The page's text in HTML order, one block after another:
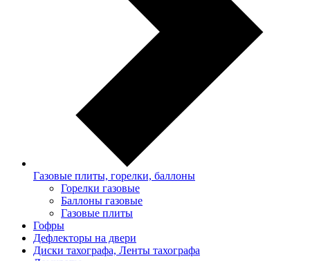
Газовые плиты, горелки, баллоны
Горелки газовые
Баллоны газовые
Газовые плиты
Гофры
Дефлекторы на двери
Диски тахографа, Ленты тахографа